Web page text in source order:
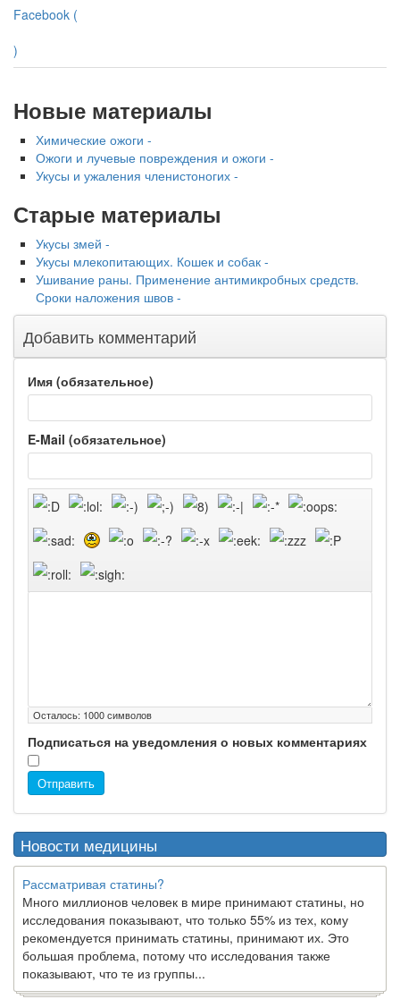
Facebook (
)
Новые материалы
Химические ожоги -
Ожоги и лучевые повреждения и ожоги -
Укусы и ужаления членистоногих -
Старые материалы
Укусы змей -
Укусы млекопитающих. Кошек и собак -
Ушивание раны. Применение антимикробных средств.
Сроки наложения швов -
Добавить комментарий
Имя (обязательное)
E-Mail (обязательное)
Осталось: 1000символов
Подписаться на уведомления о новых комментариях
Отправить
Новости медицины
Рассматривая статины?
Много миллионов человек в мире принимают статины, но
исследования показывают, что только 55% из тех, кому
рекомендуется принимать статины, принимают их. Это
большая проблема, потому что исследования также
показывают, что те из группы...